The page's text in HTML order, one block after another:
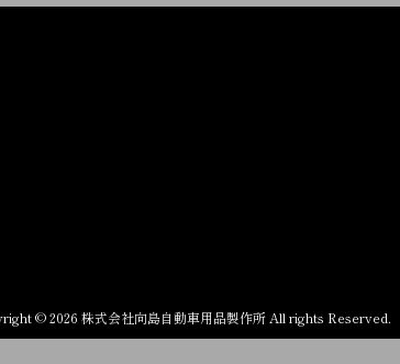
© 2026 株式会社向島自動車用品製作所 All rights Reserved.